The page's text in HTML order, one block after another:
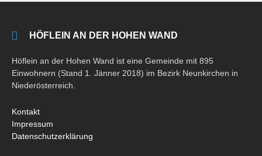
HÖFLEIN AN DER HOHEN WAND
Höflein an der Hohen Wand ist eine Gemeinde mit 895
Einwohnern (Stand 1. Jänner 2018) im Bezirk Neunkirchen in
Niederösterreich.
Kontakt
Impressum
Datenschutzerklärung